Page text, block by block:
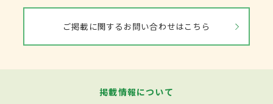
ご掲載に関するお問い合わせはこちら
掲載情報について